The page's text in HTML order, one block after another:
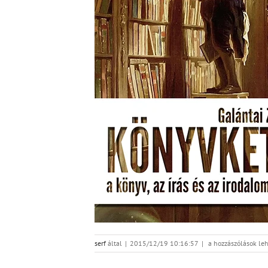
serf által | 2015/12/19 10:16:57 | Galantai-
konyv2
a hozzászólások